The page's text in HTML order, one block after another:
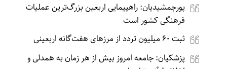
پورجمشیدیان: راهپیمایی اربعین بزرگ‌ترین عملیات
فرهنگی کشور است
ثبت ۶۰ میلیون تردد از مرزهای هفت‌گانه اربعینی
پزشکیان: جامعه امروز بیش از هر زمان به همدلی و